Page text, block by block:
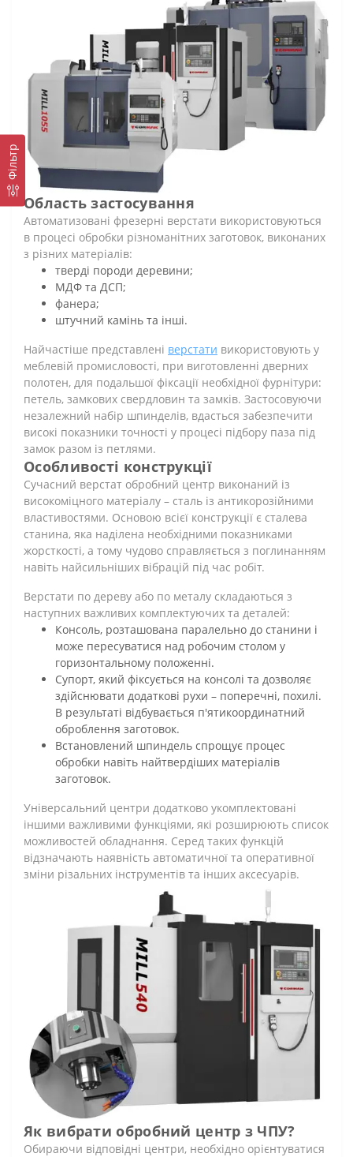
Фільтр
Область застосування
Автоматизовані фрезерні верстати використовуються
в процесі обробки різноманітних заготовок, виконаних
з різних матеріалів:
тверді породи деревини;
МДФ та ДСП;
фанера;
штучний камінь та інші.
Найчастіше представлені верстати використовують у
меблевій промисловості, при виготовленні дверних
полотен, для подальшої фіксації необхідної фурнітури:
петель, замкових свердловин та замків. Застосовуючи
незалежний набір шпинделів, вдасться забезпечити
високі показники точності у процесі підбору паза під
замок разом із петлями.
Особливості конструкції
Сучасний верстат обробний центр виконаний із
високоміцного матеріалу – сталь із антикорозійними
властивостями. Основою всієї конструкції є сталева
станина, яка наділена необхідними показниками
жорсткості, а тому чудово справляється з поглинанням
навіть найсильніших вібрацій під час робіт.
Верстати по дереву або по металу складаються з
наступних важливих комплектуючих та деталей:
Консоль, розташована паралельно до станини і
може пересуватися над робочим столом у
горизонтальному положенні.
Супорт, який фіксується на консолі та дозволяє
здійснювати додаткові рухи – поперечні, похилі.
В результаті відбувається п'ятикоординатний
оброблення заготовок.
Встановлений шпиндель спрощує процес
обробки навіть найтвердіших матеріалів
заготовок.
Універсальний центри додатково укомплектовані
іншими важливими функціями, які розширюють список
можливостей обладнання. Серед таких функцій
відзначають наявність автоматичної та оперативної
зміни різальних інструментів та інших аксесуарів.
Як вибрати обробний центр з ЧПУ?
Обираючи відповідні центри, необхідно орієнтуватися